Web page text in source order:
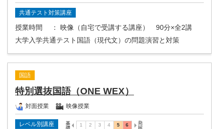
共通テスト対策講座
授業時間
： 映像（自宅で受講する講座） 90分×全2講
大学入学共通テスト国語（現代文）の問題演習と対策
国語
特別選抜国語（ONE WEX）
対面授業 映像授業
レベル別講座